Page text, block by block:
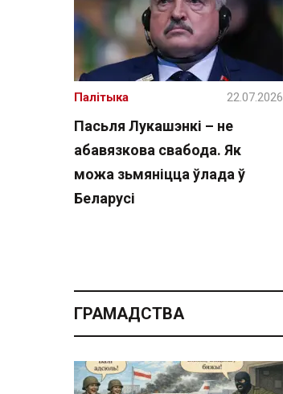
Пасьля Лукашэнкі – не
абавязкова свабода. Як
можа зьмяніцца ўлада ў
Беларусі
Палітыка 22.07.2026
ГРАМАДСТВА